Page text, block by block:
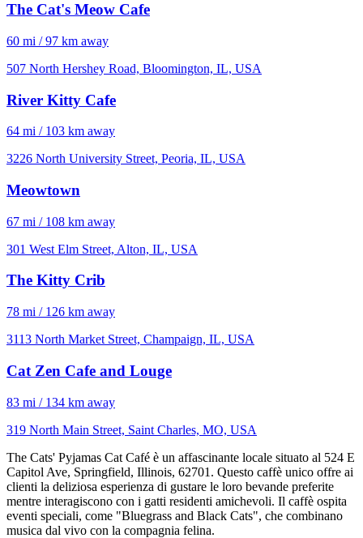
The Cat's Meow Cafe
60 mi / 97 km away
507 North Hershey Road, Bloomington, IL, USA
River Kitty Cafe
64 mi / 103 km away
3226 North University Street, Peoria, IL, USA
Meowtown
67 mi / 108 km away
301 West Elm Street, Alton, IL, USA
The Kitty Crib
78 mi / 126 km away
3113 North Market Street, Champaign, IL, USA
Cat Zen Cafe and Louge
83 mi / 134 km away
319 North Main Street, Saint Charles, MO, USA
The Cats' Pyjamas Cat Café è un affascinante locale situato al 524 E
Capitol Ave, Springfield, Illinois, 62701. Questo caffè unico offre ai
clienti la deliziosa esperienza di gustare le loro bevande preferite
mentre interagiscono con i gatti residenti amichevoli. Il caffè ospita
eventi speciali, come "Bluegrass and Black Cats", che combinano
musica dal vivo con la compagnia felina.